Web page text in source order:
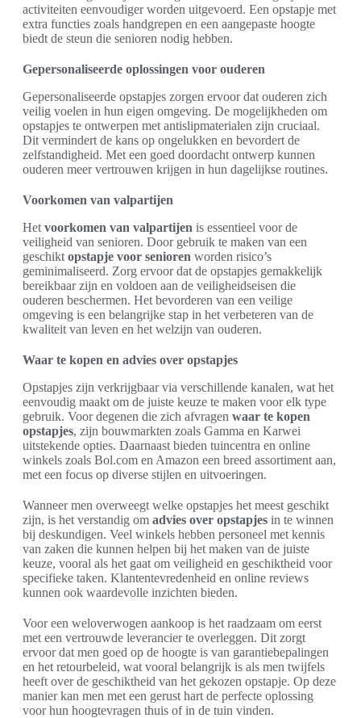
activiteiten eenvoudiger worden uitgevoerd. Een opstapje met
extra functies zoals handgrepen en een aangepaste hoogte
biedt de steun die senioren nodig hebben.
Gepersonaliseerde oplossingen voor ouderen
Gepersonaliseerde opstapjes zorgen ervoor dat ouderen zich
veilig voelen in hun eigen omgeving. De mogelijkheden om
opstapjes te ontwerpen met antislipmaterialen zijn cruciaal.
Dit vermindert de kans op ongelukken en bevordert de
zelfstandigheid. Met een goed doordacht ontwerp kunnen
ouderen meer vertrouwen krijgen in hun dagelijkse routines.
Voorkomen van valpartijen
Het voorkomen van valpartijen is essentieel voor de
veiligheid van senioren. Door gebruik te maken van een
geschikt opstapje voor senioren worden risico’s
geminimaliseerd. Zorg ervoor dat de opstapjes gemakkelijk
bereikbaar zijn en voldoen aan de veiligheidseisen die
ouderen beschermen. Het bevorderen van een veilige
omgeving is een belangrijke stap in het verbeteren van de
kwaliteit van leven en het welzijn van ouderen.
Waar te kopen en advies over opstapjes
Opstapjes zijn verkrijgbaar via verschillende kanalen, wat het
eenvoudig maakt om de juiste keuze te maken voor elk type
gebruik. Voor degenen die zich afvragen waar te kopen
opstapjes, zijn bouwmarkten zoals Gamma en Karwei
uitstekende opties. Daarnaast bieden tuincentra en online
winkels zoals Bol.com en Amazon een breed assortiment aan,
met een focus op diverse stijlen en uitvoeringen.
Wanneer men overweegt welke opstapjes het meest geschikt
zijn, is het verstandig om advies over opstapjes in te winnen
bij deskundigen. Veel winkels hebben personeel met kennis
van zaken die kunnen helpen bij het maken van de juiste
keuze, vooral als het gaat om veiligheid en geschiktheid voor
specifieke taken. Klantentevredenheid en online reviews
kunnen ook waardevolle inzichten bieden.
Voor een weloverwogen aankoop is het raadzaam om eerst
met een vertrouwde leverancier te overleggen. Dit zorgt
ervoor dat men goed op de hoogte is van garantiebepalingen
en het retourbeleid, wat vooral belangrijk is als men twijfels
heeft over de geschiktheid van het gekozen opstapje. Op deze
manier kan men met een gerust hart de perfecte oplossing
voor hun hoogtevragen thuis of in de tuin vinden.